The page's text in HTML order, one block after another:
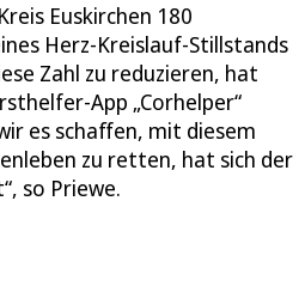
Euskirchen 180
Herz-Kreislauf-Stillstands
Zahl zu reduzieren, hat
App „Corhelper“
es schaffen, mit diesem
zu retten, hat sich der
so Priewe.